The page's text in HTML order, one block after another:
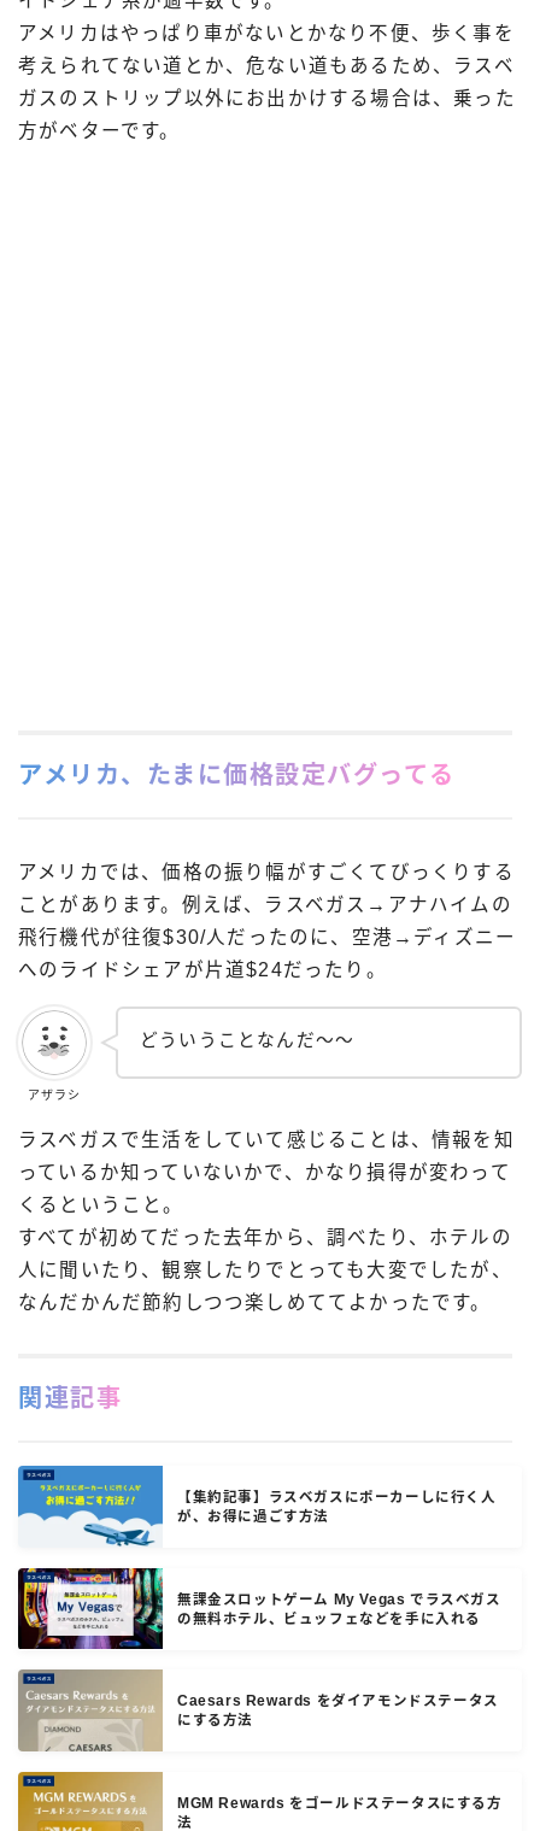
アメリカはやっぱり車がないとかなり不便、歩く事を
考えられてない道とか、危ない道もあるため、ラスベ
ガスのストリップ以外にお出かけする場合は、乗った
方がベターです。
アメリカ、たまに価格設定バグってる
アメリカでは、価格の振り幅がすごくてびっくりする
ことがあります。例えば、ラスベガス→アナハイムの
飛行機代が往復$30/人だったのに、空港→ディズニー
へのライドシェアが片道$24だったり。
アザラシ
どういうことなんだ〜〜
ラスベガスで生活をしていて感じることは、情報を知
っているか知っていないかで、かなり損得が変わって
くるということ。
すべてが初めてだった去年から、調べたり、ホテルの
人に聞いたり、観察したりでとっても大変でしたが、
なんだかんだ節約しつつ楽しめててよかったです。
関連記事
【集約記事】ラスベガスにポーカーしに行く人
が、お得に過ごす方法
無課金スロットゲーム My Vegas でラスベガス
の無料ホテル、ビュッフェなどを手に入れる
Caesars Rewards をダイアモンドステータス
にする方法
MGM Rewards をゴールドステータスにする方
法